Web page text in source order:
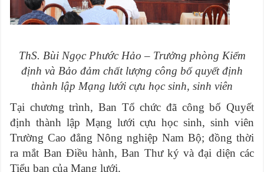
ThS. Bùi Ngọc Phước Hảo – Trưởng phòng Kiểm
định và Bảo đảm chất lượng công bố quyết định
thành lập Mạng lưới cựu học sinh, sinh viên
Tại chương trình, Ban Tổ chức đã công bố Quyết
định thành lập Mạng lưới cựu học sinh, sinh viên
Trường Cao đẳng Nông nghiệp Nam Bộ; đồng thời
ra mắt Ban Điều hành, Ban Thư ký và đại diện các
Tiểu ban của Mạng lưới.